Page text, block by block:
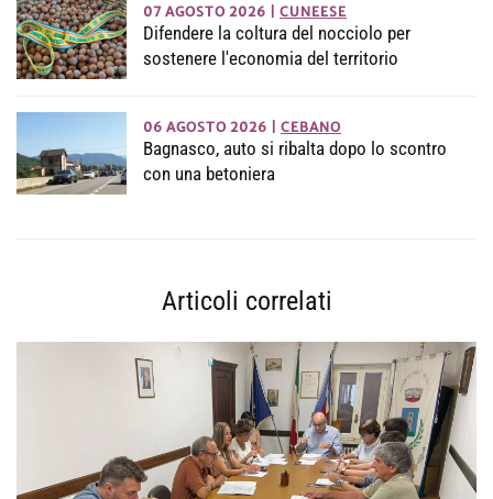
07 AGOSTO 2026 CUNEESE
Difendere la coltura del nocciolo per
sostenere l'economia del territorio
06 AGOSTO 2026 CEBANO
Bagnasco, auto si ribalta dopo lo scontro
con una betoniera
Articoli correlati